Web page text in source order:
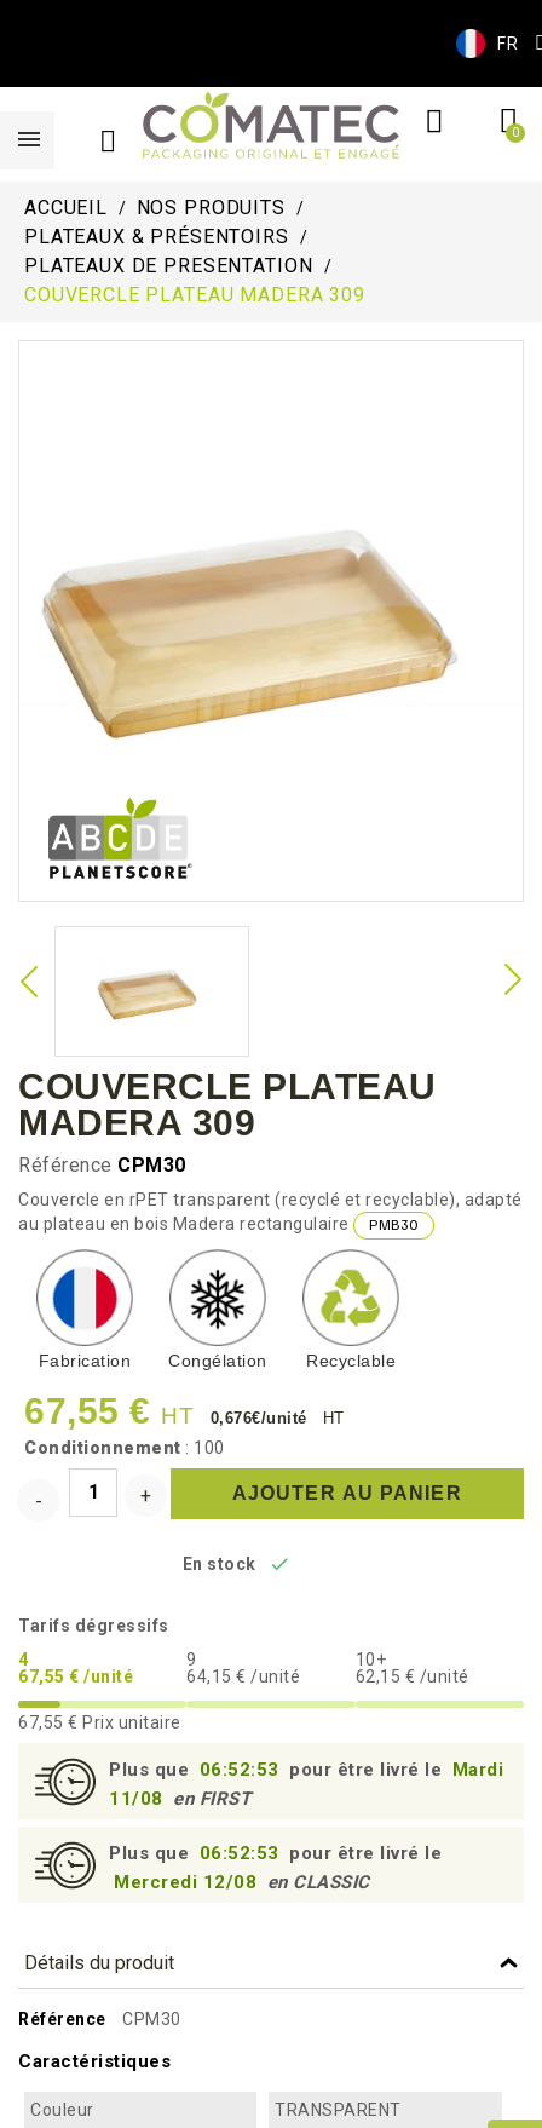
FR
ACCUEIL
NOS PRODUITS
PLATEAUX & PRÉSENTOIRS
PLATEAUX DE PRESENTATION
COUVERCLE PLATEAU MADERA 309
COUVERCLE PLATEAU
MADERA 309
Référence CPM30
Couvercle en rPET transparent (recyclé et recyclable), adapté
au plateau en bois Madera rectangulaire
PMB30
Fabrication Congélation Recyclable
67,55 € HT 0,676€/unité HT
Conditionnement : 100
AJOUTER AU PANIER
En stock 
Tarifs dégressifs
4
67,55 € /unité
9
64,15 € /unité
10+
62,15 € /unité
67,55 € Prix unitaire
Plus que 06:52:52 pour être livré le
Mardi
11/08
en FIRST
Plus que 06:52:52
pour être livré le
Mercredi 12/08
en CLASSIC
Détails du produit
Référence CPM30
Caractéristiques
Couleur TRANSPARENT